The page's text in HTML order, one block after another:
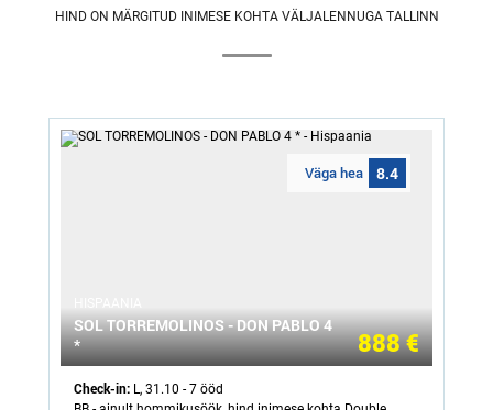
HIND ON MÄRGITUD INIMESE KOHTA VÄLJALENNUGA TALLINN
Väga hea 8.4
SOL TORREMOLINOS - DON PABLO 4
*
888 €
Check-in: L, 31.10 - 7 ööd